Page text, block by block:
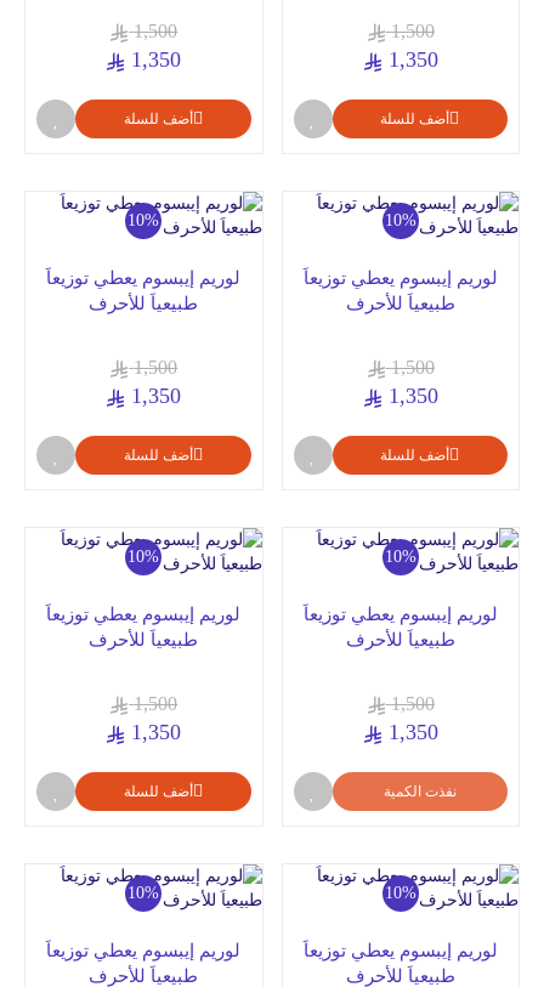
1,500
1,350
أضف للسلة
1,500
1,350
أضف للسلة
10%
لوريم إيبسوم يعطي توزيعاَ
طبيعياَ للأحرف
1,500
1,350
أضف للسلة
10%
لوريم إيبسوم يعطي توزيعاَ
طبيعياَ للأحرف
1,500
1,350
أضف للسلة
10%
لوريم إيبسوم يعطي توزيعاَ
طبيعياَ للأحرف
1,500
1,350
نفذت الكمية
10%
لوريم إيبسوم يعطي توزيعاَ
طبيعياَ للأحرف
1,500
1,350
أضف للسلة
10%
لوريم إيبسوم يعطي توزيعاَ
طبيعياَ للأحرف
10%
لوريم إيبسوم يعطي توزيعاَ
طبيعياَ للأحرف